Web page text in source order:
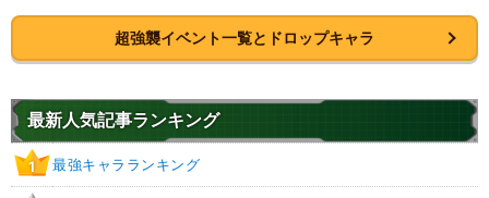
超強襲イベント一覧とドロップキャラ
最新人気記事ランキング
1 最強キャラランキング